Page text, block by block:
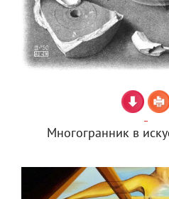
Многогранник в